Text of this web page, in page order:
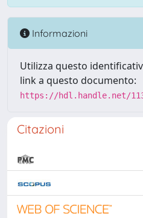
Informazioni
Utilizza questo
link a questo documento:
https://hdl.handle.net/
Citazioni